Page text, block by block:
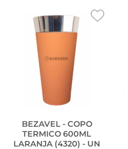
BEZAVEL - COPO
TERMICO 600ML
LARANJA (4320) - UN